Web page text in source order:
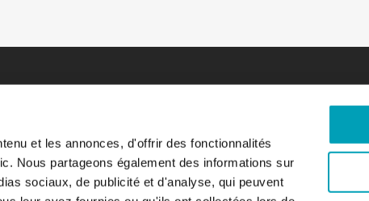
et les annonces, d'offrir des fonctionnalités
Nous partageons également des informations sur
sociaux, de publicité et d'analyse, qui peuvent
RESSOURCES